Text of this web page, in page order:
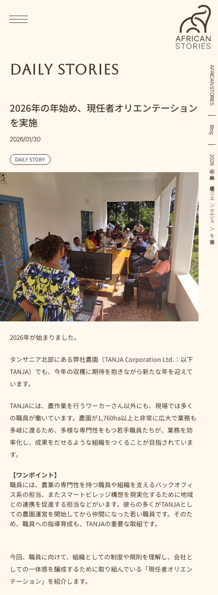
Daily Stories AFRICAN STORIES
Blog
2026年の年始め、現任者オリエンテーションを実施
2026年の年始め、現任者オリエンテーション
を実施
2026/01/30
DAILY STORY
2026年が始まりました。
タンザニア北部にある弊社農園（TANJA Corporation Ltd.：以下
TANJA）でも、今年の収穫に期待を抱きながら新たな年を迎えて
います。
TANJAには、農作業を行うワーカーさん以外にも、現場では多く
の職員が働いています。農園が1,760ha以上と非常に広大で業務も
多岐に渡るため、多様な専門性をもつ若手職員たちが、業務を効
率化し、成果をだせるような組織をつくることが目指されていま
す。
【ワンポイント】
職員には、農業の専門性を持つ職員や組織を支えるバックオフィ
ス系の担当、またスマートビレッジ構想を現実化するために地域
との連携を促進する担当などがいます。彼らの多くがTANJAとし
ての農園運営を開始してから仲間になった若い職員です。そのた
め、職員への指導育成も、TANJAの重要な取組です。
今回、職員に向けて、組織としての制度や規則を理解し、会社と
しての一体感を醸成するために取り組んでいる「現任者オリエン
テーション」を紹介します。